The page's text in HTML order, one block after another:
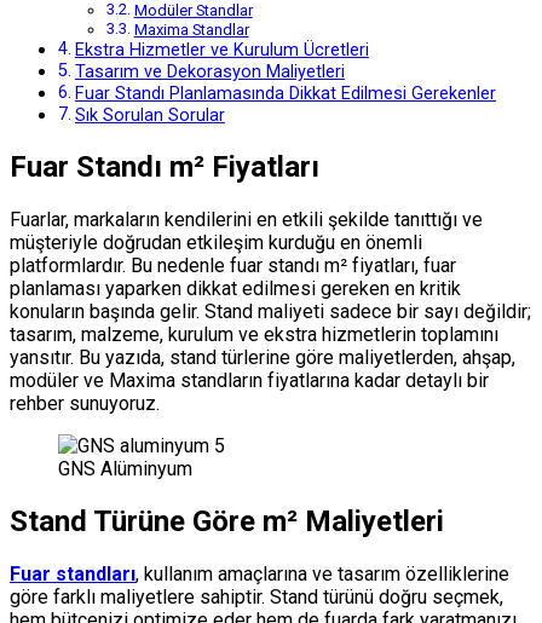
Modüler Standlar
Maxima Standlar
Ekstra Hizmetler ve Kurulum Ücretleri
Tasarım ve Dekorasyon Maliyetleri
Fuar Standı Planlamasında Dikkat Edilmesi Gerekenler
Sık Sorulan Sorular
Fuar Standı m² Fiyatları
Fuarlar, markaların kendilerini en etkili şekilde tanıttığı ve
müşteriyle doğrudan etkileşim kurduğu en önemli
platformlardır. Bu nedenle fuar standı m² fiyatları, fuar
planlaması yaparken dikkat edilmesi gereken en kritik
konuların başında gelir. Stand maliyeti sadece bir sayı değildir;
tasarım, malzeme, kurulum ve ekstra hizmetlerin toplamını
yansıtır. Bu yazıda, stand türlerine göre maliyetlerden, ahşap,
modüler ve Maxima standların fiyatlarına kadar detaylı bir
rehber sunuyoruz.
GNS Alüminyum
Stand Türüne Göre m² Maliyetleri
Fuar standları, kullanım amaçlarına ve tasarım özelliklerine
göre farklı maliyetlere sahiptir. Stand türünü doğru seçmek,